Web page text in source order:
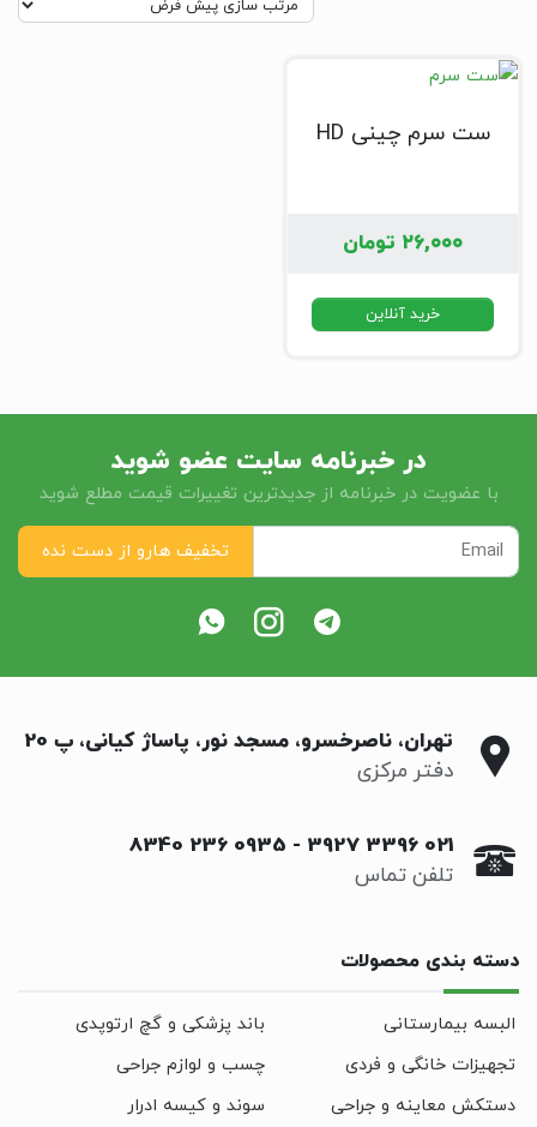
ست سرم چینی HD
۲۶,۰۰۰ تومان
خرید آنلاین
در خبرنامه سایت عضو شوید
با عضویت در خبرنامه از جدیدترین تغییرات قیمت مطلع شوید
تهران، ناصرخسرو، مسجد نور، پاساژ کیانی، پ 20
دفتر مرکزی
021 3396 3927
-
0935 236 8340
تلفن تماس
دسته بندی محصولات
البسه بیمارستانی
باند پزشکی و گچ ارتوپدی
تجهیزات خانگی و فردی
چسب و لوازم جراحی
دستکش معاینه و جراحی
سوند و کیسه ادرار